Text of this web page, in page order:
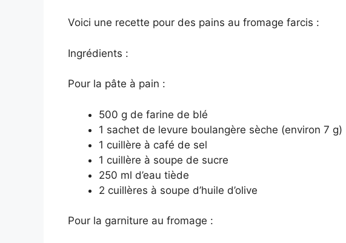
Voici une recette pour des pains au fromage farcis :
Ingrédients :
Pour la pâte à pain :
500 g de farine de blé
1 sachet de levure boulangère sèche (environ 7 g)
1 cuillère à café de sel
1 cuillère à soupe de sucre
250 ml d’eau tiède
2 cuillères à soupe d’huile d’olive
Pour la garniture au fromage :